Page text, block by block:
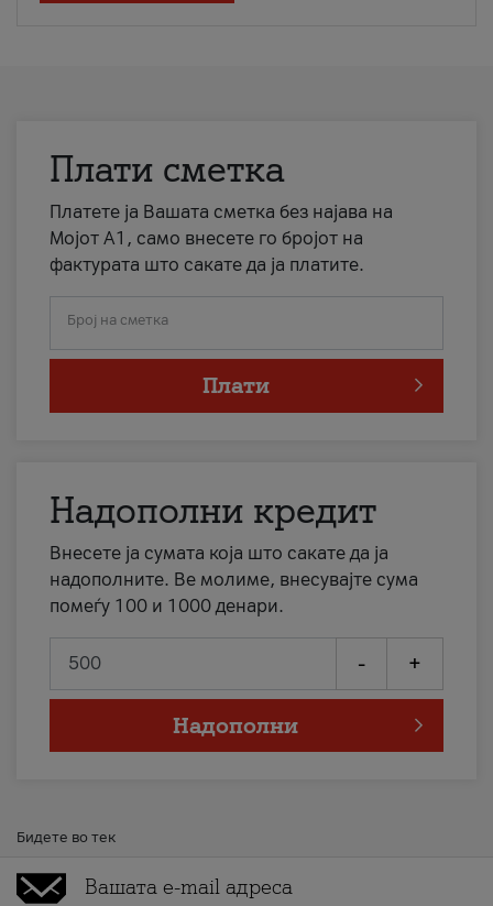
Плати сметка
Платете ја Вашата сметка без најава на
Мојот А1, само внесете го бројот на
фактурата што сакате да ја платите.
Број на сметка
Плати
Надополни кредит
Внесете ја сумата која што сакате да ја
надополните. Ве молиме, внесувајте сума
помеѓу 100 и 1000 денари.
- +
Надополни
Бидете во тек